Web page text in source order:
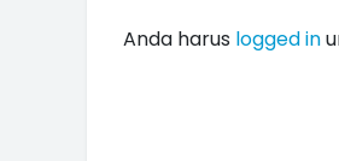
Anda harus logged in
INI CARA